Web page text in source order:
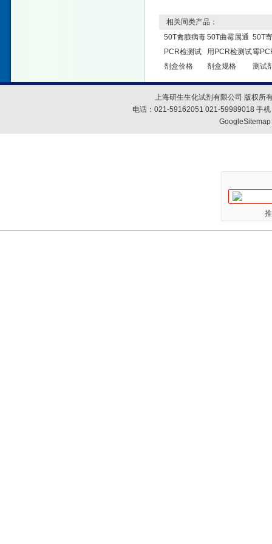
相关同类产品：
50T禽腺病毒
PCR检测试
剂盒价格
50T曲霉属通
用PCR检测试
剂盒规格
50T
霉
测试
上海研生生化试剂有限公司 版权所
电话：021-59162051 021-59989018 手
GoogleSitemap